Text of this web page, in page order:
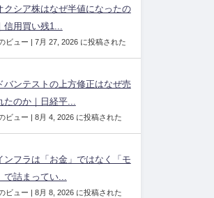
クシア株はなぜ半値になったの
信用買い残1...
ビュー | 7月 27, 2026 に投稿された
バンテストの上方修正はなぜ売
たのか｜日経平...
ビュー | 8月 4, 2026 に投稿された
ンフラは「お金」ではなく「モ
で詰まってい...
ビュー | 8月 8, 2026 に投稿された